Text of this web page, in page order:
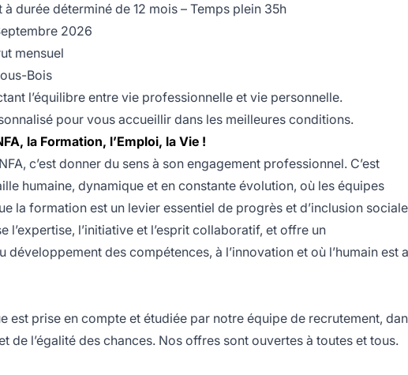
à durée déterminé de 12 mois – Temps plein 35h
2026
mensuel
Bois
l’équilibre entre vie professionnelle et vie personnelle.
pour vous accueillir dans les meilleures conditions.
la Formation, l’Emploi, la Vie !
c’est donner du sens à son engagement professionnel. C’est
humaine, dynamique et en constante évolution, où les équipes
la formation est un levier essentiel de progrès et d’inclusion
l’expertise, l’initiative et l’esprit collaboratif, et offre un
développement des compétences, à l’innovation et où l’humain est
est prise en compte et étudiée par notre équipe de recrutement,
de l’égalité des chances. Nos offres sont ouvertes à toutes et tous.